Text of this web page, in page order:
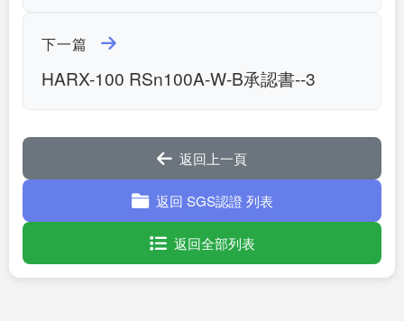
下一篇
HARX-100 RSn100A-W-B承認書--3
返回上一頁
返回 SGS認證 列表
返回全部列表